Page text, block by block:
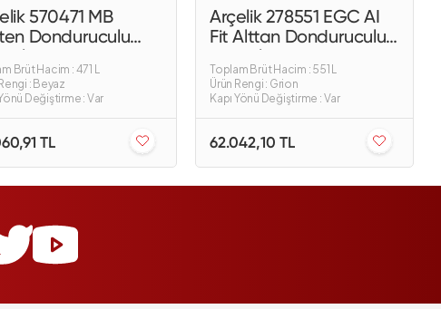
570471 MB
Donduruculu
Brüt Hacim : 471 L
: Beyaz
Değiştirme : Var
TL
Arçelik 278551 EGC AI
Fit Alttan Donduruculu
Buzdolabı
Toplam Brüt Hacim : 551 L
Ürün Rengi : Grion
Kapı Yönü Değiştirme : Var
62.042,10 TL